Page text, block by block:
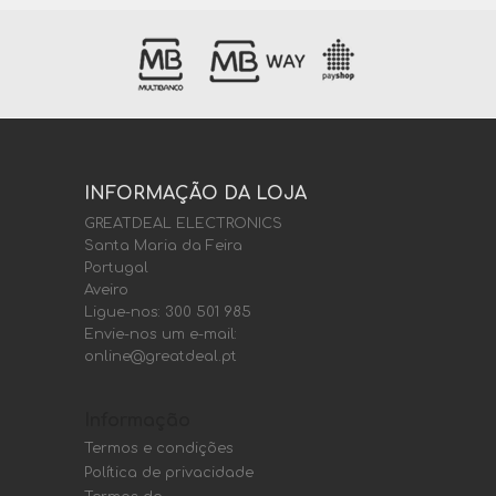
INFORMAÇÃO DA LOJA
GREATDEAL ELECTRONICS
Santa Maria da Feira
Portugal
Aveiro
Ligue-nos: 300 501 985
Envie-nos um e-mail:
online@greatdeal.pt
Termos e condições
Política de privacidade